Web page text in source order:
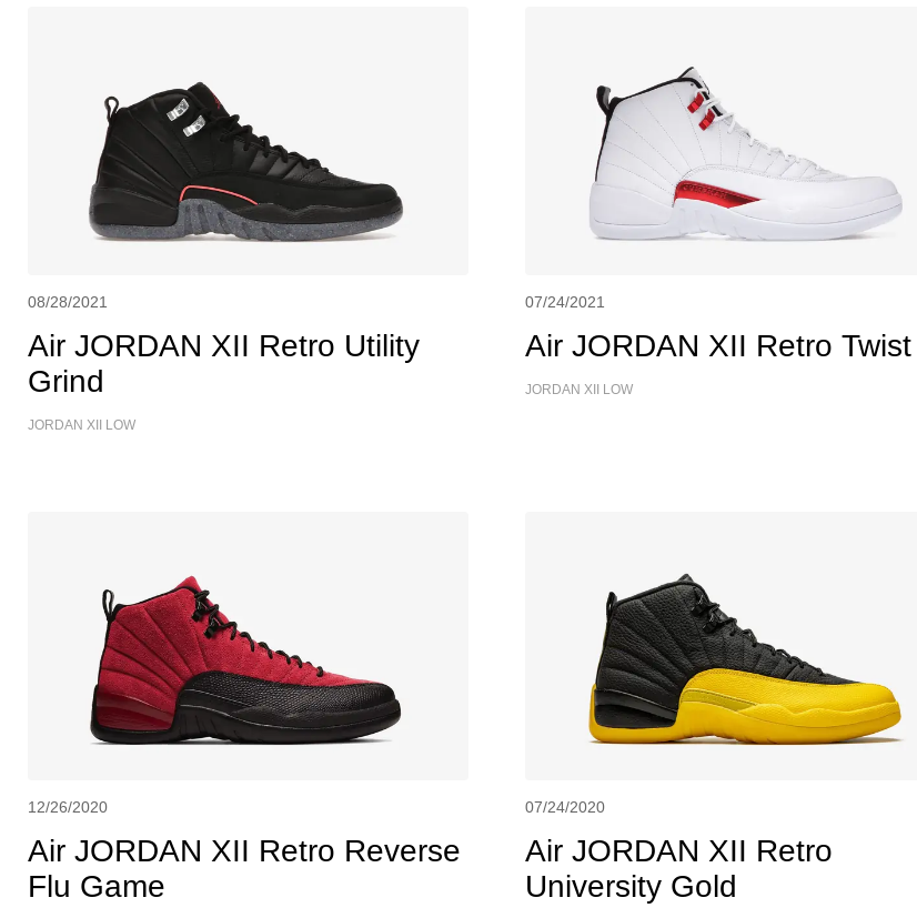
08/28/2021
Air JORDAN XII Retro Utility
Grind
JORDAN XII LOW
07/24/2021
Air JORDAN XII Retro Twist
JORDAN XII LOW
12/26/2020
Air JORDAN XII Retro Reverse
Flu Game
07/24/2020
Air JORDAN XII Retro
University Gold